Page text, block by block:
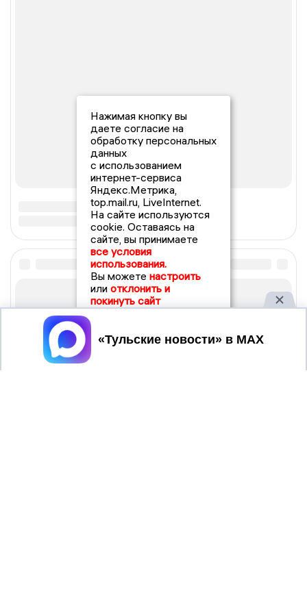
Нажимая кнопку вы
даете согласие на
обработку персональных
данных
с использованием
интернет-сервиса
Яндекс.Метрика,
top.mail.ru, LiveInternet.
На сайте используются
cookie. Оставаясь на
сайте, вы принимаете
все условия
использования.
Вы можете настроить
или отклонить и
покинуть сайт
Принять